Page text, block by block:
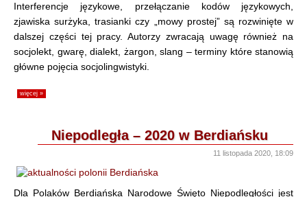
Interferencje językowe, przełączanie kodów językowych,
zjawiska surżyka, trasianki czy „mowy prostej” są rozwinięte w
dalszej części tej pracy. Autorzy zwracają uwagę również na
socjolekt, gwarę, dialekt, żargon, slang – terminy które stanowią
główne pojęcia socjolingwistyki.
więcej »
Niepodległa – 2020 w Berdiańsku
11 listopada 2020, 18:09
Dla Polaków Berdiańska Narodowe Święto Niepodległości jest